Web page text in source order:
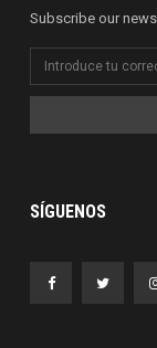
Subscribe our
SÍGUENOS